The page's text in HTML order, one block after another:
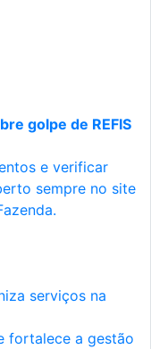
golpe de REFIS
e verificar
sempre no site
serviços na
fortalece a gestão